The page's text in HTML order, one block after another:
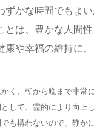
ずかな時間でもよ
は、豊かな人間性
康や幸福の維持に
く、朝から晩まで非常
して、霊的により向上
も構わないので、静か